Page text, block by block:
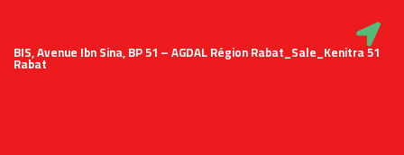
51 BIS, Avenue Ibn Sina, BP 51 – AGDAL Région Rabat_Sale_Kenitra
Rabat